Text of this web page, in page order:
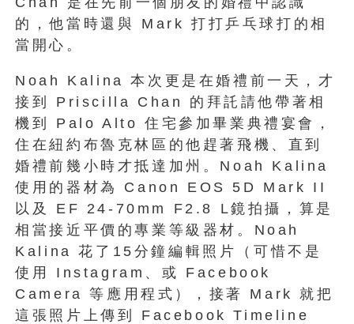
的，他當時還與 Mark 打打乒乓球打的相
當開心。
Noah Kalina 本次更是在婚禮前一天，才
接到 Priscilla Chan 的拜託請他帶著相
機到 Palo Alto 住宅參加畢業典禮宴會，
住在紐約布魯克林區的他趕著飛機、直到
婚禮前幾小時才抵達加州。Noah Kalina
使用的器材為 Canon EOS 5D Mark II
以及 EF 24-70mm F2.8 L鏡拍攝，算是
相當接近平價的專業等級器材。Noah
Kalina 花了15分鐘編輯照片（可惜不是
使用 Instagram、或 Facebook
Camera 等應用程式），接著 Mark 就把
這張照片上傳到 Facebook Timeline